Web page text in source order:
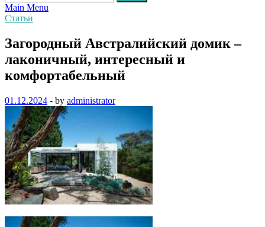
Main Menu
Статьи
Загородный Австралийский домик –
лаконичный, интересный и
комфортабельный
01.12.2024 - by administrator